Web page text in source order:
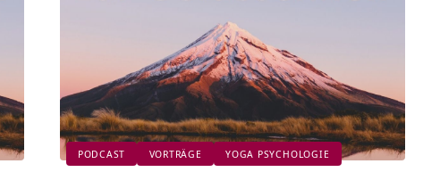
PODCAST VORTRÄGE YOGA PSYCHOLOGIE